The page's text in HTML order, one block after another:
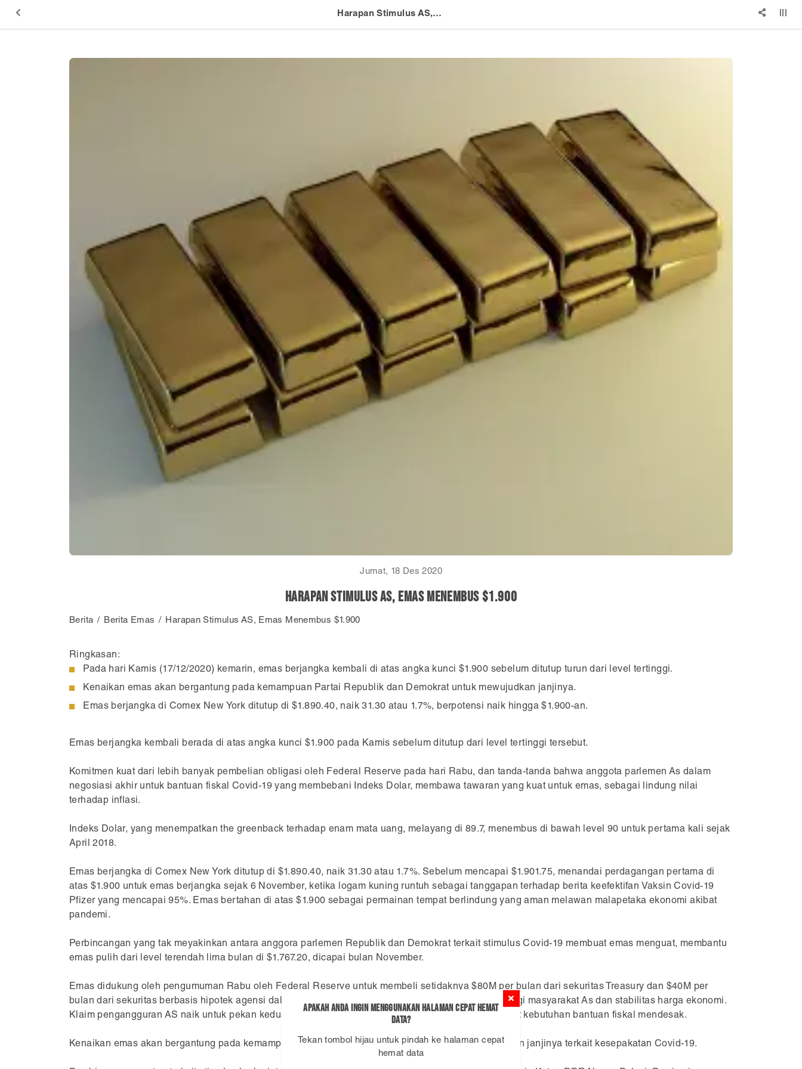
Harapan Stimulus AS, Emas Menembus $1.900
Apakah Anda ingin menggunakan Halaman Cepat Hemat
Data?
Tekan tombol hijau untuk pindah ke halaman cepat
hemat data
Jumat, 18 Des 2020
Harapan Stimulus AS, Emas Menembus $1.900
Berita Berita Emas Harapan Stimulus AS, Emas Menembus $1.900
Ringkasan:
Pada hari Kamis (17/12/2020) kemarin, emas berjangka kembali di atas angka kunci $1.900 sebelum ditutup turun dari level tertinggi.
Kenaikan emas akan bergantung pada kemampuan Partai Republik dan Demokrat untuk mewujudkan janjinya.
Emas berjangka di Comex New York ditutup di $1.890.40, naik 31.30 atau 1.7%, berpotensi naik hingga $1.900-an.
Emas berjangka kembali berada di atas angka kunci $1.900 pada Kamis sebelum ditutup dari level tertinggi tersebut.
Komitmen kuat dari lebih banyak pembelian obligasi oleh Federal Reserve pada hari Rabu, dan tanda-tanda bahwa anggota parlemen As dalam
negosiasi akhir untuk bantuan fiskal Covid-19 yang membebani Indeks Dolar, membawa tawaran yang kuat untuk emas, sebagai lindung nilai
terhadap inflasi.
Indeks Dolar, yang menempatkan the greenback terhadap enam mata uang, melayang di 89.7, menembus di bawah level 90 untuk pertama kali sejak
April 2018.
Emas berjangka di Comex New York ditutup di $1.890.40, naik 31.30 atau 1.7%. Sebelum mencapai $1.901.75, menandai perdagangan pertama di
atas $1.900 untuk emas berjangka sejak 6 November, ketika logam kuning runtuh sebagai tanggapan terhadap berita keefektifan Vaksin Covid-19
Pfizer yang mencapai 95%. Emas bertahan di atas $1.900 sebagai permainan tempat berlindung yang aman melawan malapetaka ekonomi akibat
pandemi.
Perbincangan yang tak meyakinkan antara anggora parlemen Republik dan Demokrat terkait stimulus Covid-19 membuat emas menguat, membantu
emas pulih dari level terendah lima bulan di $1.767.20, dicapai bulan November.
Emas didukung oleh pengumuman Rabu oleh Federal Reserve untuk membeli setidaknya $80M per bulan dari sekuritas Treasury dan $40M per
bulan dari sekuritas berbasis hipotek agensi dalam upaya memberikan lapangan kerja maksimum bagi masyarakat As dan stabilitas harga ekonomi.
Klaim pengangguran AS naik untuk pekan kedua berturut-turut, berdasarkan data Kamis, memperkuat kebutuhan bantuan fiskal mendesak.
Kenaikan emas akan bergantung pada kemampuan Partai Republik dan Demokrat dalam mewujudkan janjinya terkait kesepakatan Covid-19.